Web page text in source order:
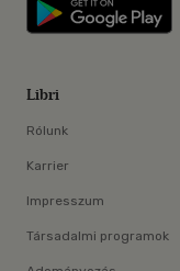
Libri
Rólunk
Karrier
Impresszum
Társadalmi programok